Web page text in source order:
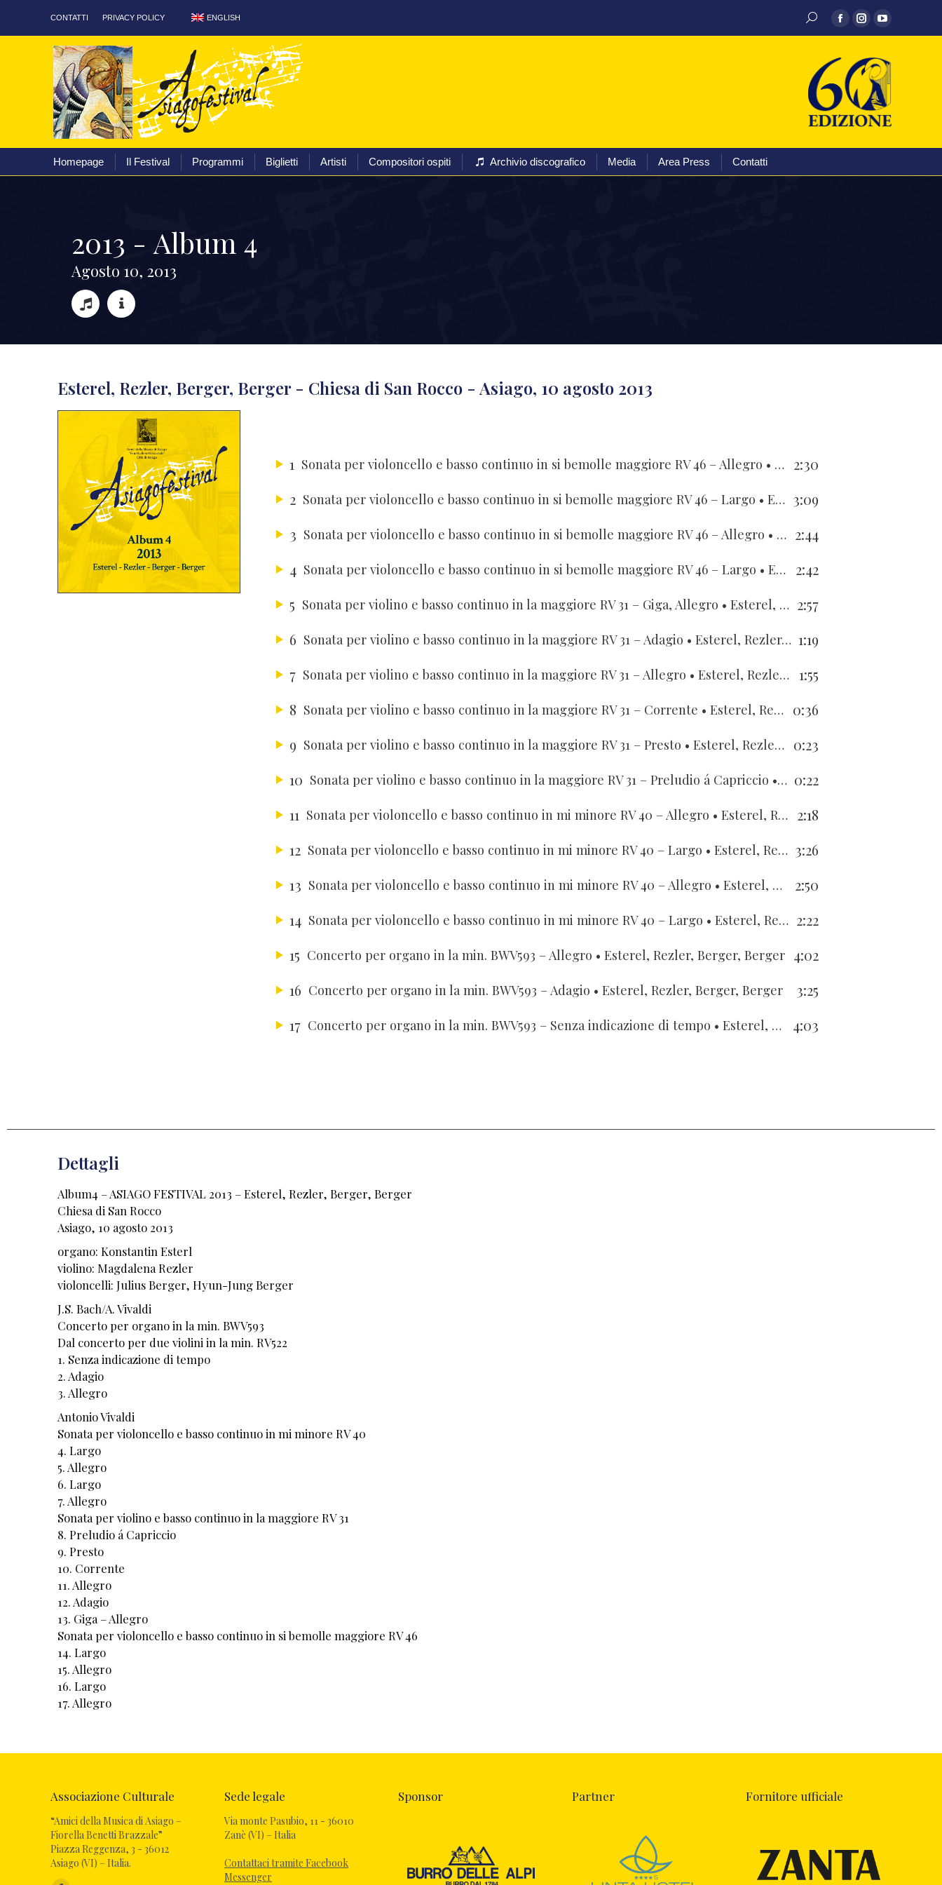
CONTATTI PRIVACY POLICY ENGLISH
Homepage Il Festival Programmi Biglietti Artisti Compositori ospiti Archivio discografico Media Area Press Contatti
2013 - Album 4
Agosto 10, 2013
Esterel, Rezler, Berger, Berger - Chiesa di San Rocco - Asiago, 10 agosto 2013
1 Sonata per violoncello e basso continuo in si bemolle maggiore RV 46 – Allegro • Esterel, Rezler, Berger, Berger
2:30
2 Sonata per violoncello e basso continuo in si bemolle maggiore RV 46 – Largo • Esterel, Rezler, Berger, Berger
3:09
3 Sonata per violoncello e basso continuo in si bemolle maggiore RV 46 – Allegro • Esterel, Rezler, Berger, Berger
2:44
4 Sonata per violoncello e basso continuo in si bemolle maggiore RV 46 – Largo • Esterel, Rezler, Berger, Berger
2:42
5 Sonata per violino e basso continuo in la maggiore RV 31 – Giga, Allegro • Esterel, Rezler, Berger, Berger
2:57
6 Sonata per violino e basso continuo in la maggiore RV 31 – Adagio • Esterel, Rezler, Berger, Berger
1:19
7 Sonata per violino e basso continuo in la maggiore RV 31 – Allegro • Esterel, Rezler, Berger, Berger
1:55
8 Sonata per violino e basso continuo in la maggiore RV 31 – Corrente • Esterel, Rezler, Berger, Berger
0:36
9 Sonata per violino e basso continuo in la maggiore RV 31 – Presto • Esterel, Rezler, Berger, Berger
0:23
10 Sonata per violino e basso continuo in la maggiore RV 31 – Preludio á Capriccio • Esterel, Rezler, Berger, Berger
0:22
11 Sonata per violoncello e basso continuo in mi minore RV 40 – Allegro • Esterel, Rezler, Berger, Berger
2:18
12 Sonata per violoncello e basso continuo in mi minore RV 40 – Largo • Esterel, Rezler, Berger, Berger
3:26
13 Sonata per violoncello e basso continuo in mi minore RV 40 – Allegro • Esterel, Rezler, Berger, Berger
2:50
14 Sonata per violoncello e basso continuo in mi minore RV 40 – Largo • Esterel, Rezler, Berger, Berger
2:22
15 Concerto per organo in la min. BWV593 – Allegro • Esterel, Rezler, Berger, Berger 4:02
16 Concerto per organo in la min. BWV593 – Adagio • Esterel, Rezler, Berger, Berger
3:25
17 Concerto per organo in la min. BWV593 – Senza indicazione di tempo • Esterel, Rezler, Berger, Berger 4:03
Dettagli
Album4 – ASIAGO FESTIVAL 2013 – Esterel, Rezler, Berger, Berger
Chiesa di San Rocco
Asiago, 10 agosto 2013
organo: Konstantin Esterl
violino: Magdalena Rezler
violoncelli: Julius Berger, Hyun-Jung Berger
J.S. Bach/A. Vivaldi
Concerto per organo in la min. BWV593
Dal concerto per due violini in la min. RV522
1. Senza indicazione di tempo
2. Adagio
3. Allegro
Antonio Vivaldi
Sonata per violoncello e basso continuo in mi minore RV 40
4. Largo
5. Allegro
6. Largo
7. Allegro
Sonata per violino e basso continuo in la maggiore RV 31
8. Preludio á Capriccio
9. Presto
10. Corrente
11. Allegro
12. Adagio
13. Giga – Allegro
Sonata per violoncello e basso continuo in si bemolle maggiore RV 46
14. Largo
15. Allegro
16. Largo
17. Allegro
Associazione Culturale
“Amici della Musica di Asiago –
Fiorella Benetti Brazzale”
Piazza Reggenza, 3 - 36012
Asiago (VI) – Italia.
Sede legale
Via monte Pasubio, 11 - 36010
Zanè (VI) – Italia
Contattaci tramite Facebook
Messenger
Sponsor Partner Fornitore ufficiale
Homepage Area Press Contatti